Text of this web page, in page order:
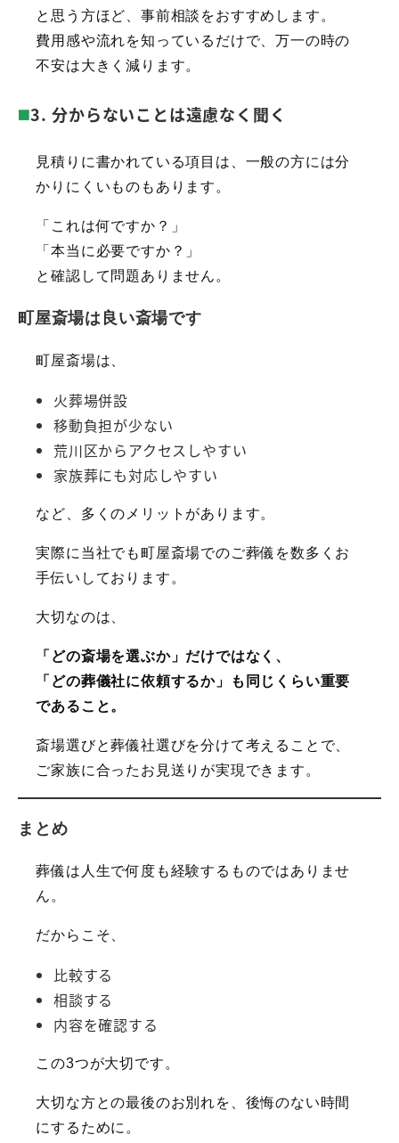
と思う方ほど、事前相談をおすすめします。
費用感や流れを知っているだけで、万一の時の
不安は大きく減ります。
3. 分からないことは遠慮なく聞く
見積りに書かれている項目は、一般の方には分
かりにくいものもあります。
「これは何ですか？」
「本当に必要ですか？」
と確認して問題ありません。
町屋斎場は良い斎場です
町屋斎場は、
火葬場併設
移動負担が少ない
荒川区からアクセスしやすい
家族葬にも対応しやすい
など、多くのメリットがあります。
実際に当社でも町屋斎場でのご葬儀を数多くお
手伝いしております。
大切なのは、
「どの斎場を選ぶか」だけではなく、
「どの葬儀社に依頼するか」も同じくらい重要
であること。
斎場選びと葬儀社選びを分けて考えることで、
ご家族に合ったお見送りが実現できます。
まとめ
葬儀は人生で何度も経験するものではありませ
ん。
だからこそ、
比較する
相談する
内容を確認する
この3つが大切です。
大切な方との最後のお別れを、後悔のない時間
にするために。